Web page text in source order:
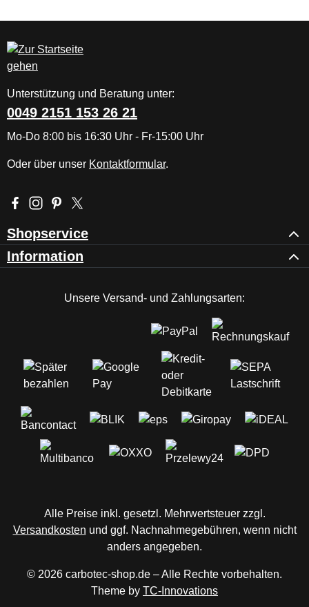
Unterstützung und Beratung unter:
0049 2151 153 26 21
Mo-Do 8:00 bis 16:30 Uhr - Fr-15:00 Uhr
Oder über unser Kontaktformular.
Besuche uns auf Facebook – öffnet in neuem Tab (externer
Schau auf Instagram vorbei – öffnet in neuem Tab
Lass dich auf Pinterest inspirieren – öffnet in neuem
Folge uns auf X – öffnet in neuem Tab (externer
Shopservice
Information
Unsere Versand- und Zahlungsarten:
Alle Preise inkl. gesetzl. Mehrwertsteuer zzgl.
Versandkosten und ggf. Nachnahmegebühren, wenn nicht
anders angegeben.
© 2026 carbotec-shop.de – Alle Rechte vorbehalten.
Theme by TC-Innovations